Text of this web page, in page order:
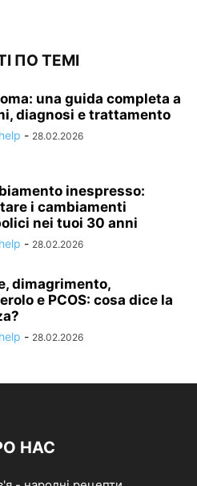
ПО ТЕМІ
una guida completa a
diagnosi e trattamento
- 28.02.2026
inespresso:
i cambiamenti
nei tuoi 30 anni
- 28.02.2026
dimagrimento,
e PCOS: cosa dice la
- 28.02.2026
НАС